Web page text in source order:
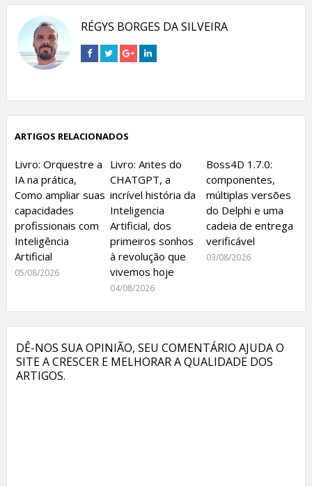
RÉGYS BORGES DA SILVEIRA
Connect
on
Connect
on
Connect
on
Connect
on
ARTIGOS RELACIONADOS
Livro: Orquestre a
IA na prática,
Como ampliar suas
capacidades
profissionais com
Inteligência
Artificial
05/08/2026
Livro: Antes do
CHATGPT, a
incrível história da
Inteligencia
Artificial, dos
primeiros sonhos
à revolução que
vivemos hoje
04/08/2026
Boss4D 1.7.0:
componentes,
múltiplas versões
do Delphi e uma
cadeia de entrega
verificável
03/08/2026
DÊ-NOS SUA OPINIÃO, SEU COMENTÁRIO AJUDA O
SITE A CRESCER E MELHORAR A QUALIDADE DOS
ARTIGOS.